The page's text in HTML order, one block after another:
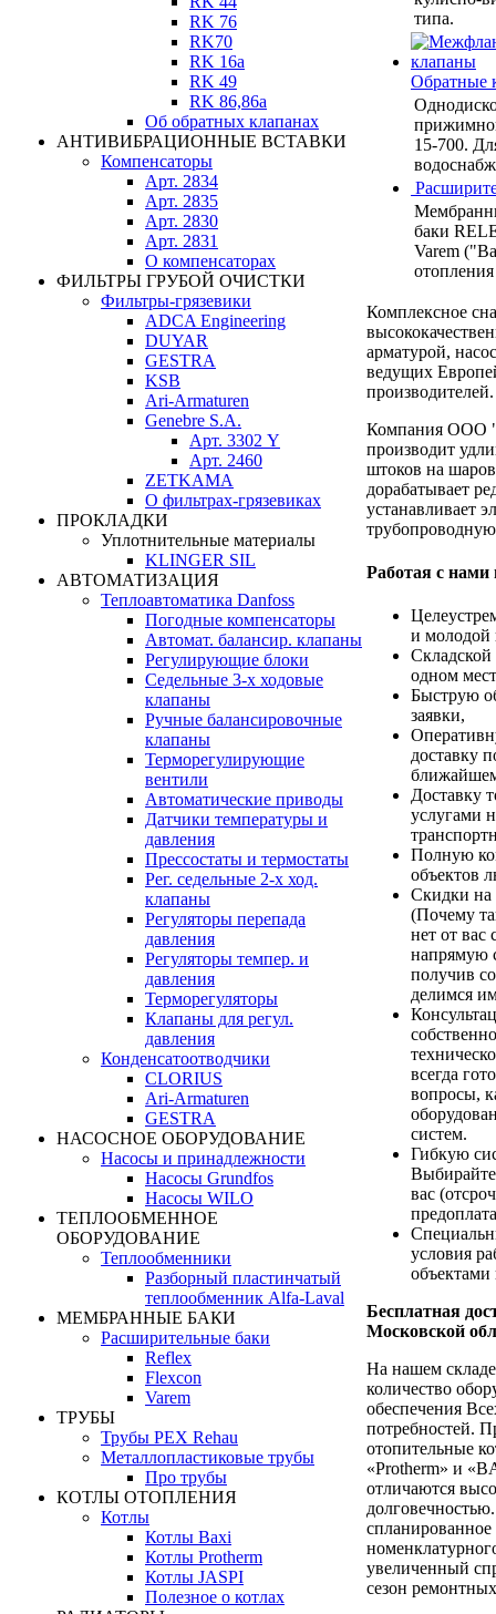
RK 76
RK70
RK 16a
RK 49
RK 86,86a
Об обратных клапанах
АНТИВИБРАЦИОННЫЕ ВСТАВКИ
Компенсаторы
Арт. 2834
Арт. 2835
Арт. 2830
Арт. 2831
О компенсаторах
ФИЛЬТРЫ ГРУБОЙ ОЧИСТКИ
Фильтры-грязевики
ADCA Engineering
DUYAR
GESTRA
KSB
Ari-Armaturen
Genebre S.A.
Арт. 3302 Y
Арт. 2460
ZETKAMA
О фильтрах-грязевиках
ПРОКЛАДКИ
Уплотнительные материалы
KLINGER SIL
АВТОМАТИЗАЦИЯ
Теплоавтоматика Danfoss
Погодные компенсаторы
Автомат. балансир. клапаны
Регулирующие блоки
Седельные 3-х ходовые
клапаны
Ручные балансировочные
клапаны
Терморегулирующие
вентили
Автоматические приводы
Датчики температуры и
давления
Прессостаты и термостаты
Рег. седельные 2-х ход.
клапаны
Регуляторы перепада
давления
Регуляторы темпер. и
давления
Терморегуляторы
Клапаны для регул.
давления
Конденсатоотводчики
CLORIUS
Ari-Armaturen
GESTRA
НАСОСНОЕ ОБОРУДОВАНИЕ
Насосы и принадлежности
Насосы Grundfos
Насосы WILO
ТЕПЛООБМЕННОЕ
ОБОРУДОВАНИЕ
Теплообменники
Разборный пластинчатый
теплообменник Alfa-Laval
МЕМБРАННЫЕ БАКИ
Расширительные баки
Reflex
Flexcon
Varem
ТРУБЫ
Трубы PEX Rehau
Металлопластиковые трубы
Про трубы
КОТЛЫ ОТОПЛЕНИЯ
Котлы
Котлы Baxi
Котлы Protherm
Котлы JASPI
Полезное о котлах
типа.
Обратные
15-700.
баки
Varem
Комплексное
арматурой,
ведущих
производителей.
Компания ООО
производит
штоков на
дорабатывает
устанавливает
Работая с нами
и молодой
одном
Быструю
заявки,
доставку
Доставку
услугами
Полную
объектов
Скидки на
(Почему
нет от вас
напрямую
получив
делимся
всегда
вопросы,
систем.
Гибкую
вас
условия
объектами
Бесплатная
Московской
На нашем
количество
обеспечения
потребностей.
отопительные
«Protherm» и
отличаются
увеличенный
сезон